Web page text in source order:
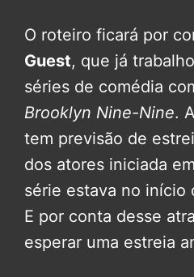
O roteiro ficará por
Guest, que já
séries de comédia
Brooklyn Nine-Nine.
tem previsão de
dos atores iniciada
série estava no início
E por conta desse
esperar uma estreia